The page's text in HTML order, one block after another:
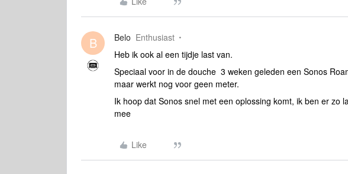
B Belo Enthusiast
Heb ik ook al een tijdje last van.
Speciaal voor in de douche 3 weken geleden een Sonos
maar werkt nog voor geen meter.
Ik hoop dat Sonos snel met een oplossing komt, ik ben er zo
mee
Like